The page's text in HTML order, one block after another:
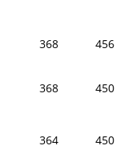
368 456
368
450
364 450